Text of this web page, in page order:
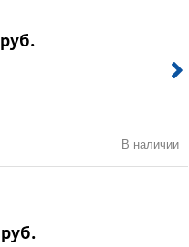
руб.
В наличии
руб.